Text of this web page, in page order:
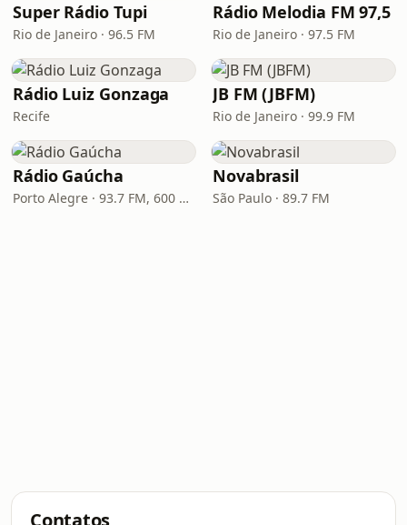
Super Rádio Tupi
Rio de Janeiro · 96.5 FM
Rádio Melodia FM 97,5
Rio de Janeiro · 97.5 FM
Rádio Luiz Gonzaga
Recife
JB FM (JBFM)
Rio de Janeiro · 99.9 FM
Rádio Gaúcha
Porto Alegre · 93.7 FM, 600 AM
Novabrasil
São Paulo · 89.7 FM
Contatos